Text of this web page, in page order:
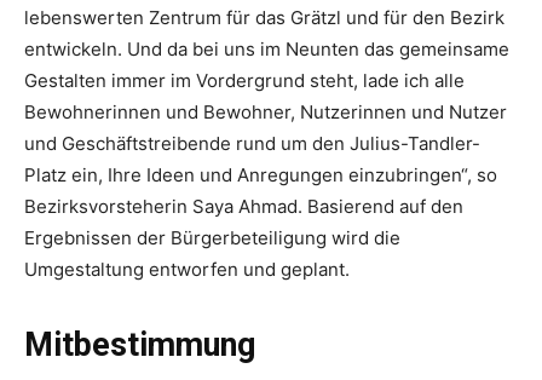
lebenswerten Zentrum für das Grätzl und für den Bezirk
entwickeln. Und da bei uns im Neunten das gemeinsame
Gestalten immer im Vordergrund steht, lade ich alle
Bewohnerinnen und Bewohner, Nutzerinnen und Nutzer
und Geschäftstreibende rund um den Julius-Tandler-
Platz ein, Ihre Ideen und Anregungen einzubringen“, so
Bezirksvorsteherin Saya Ahmad. Basierend auf den
Ergebnissen der Bürgerbeteiligung wird die
Umgestaltung entworfen und geplant.
Mitbestimmung